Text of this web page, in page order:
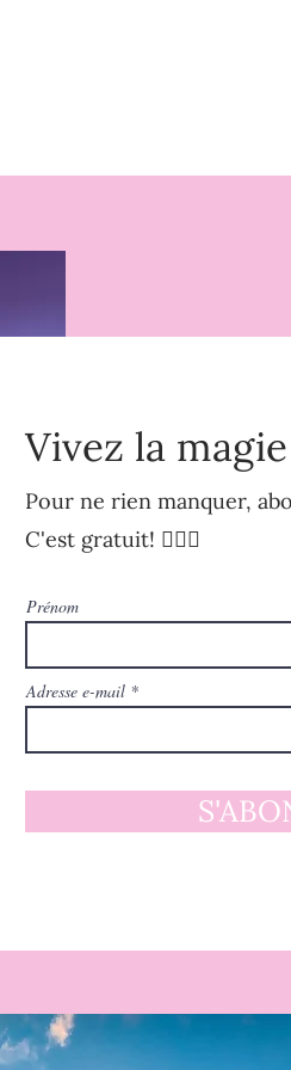
Vivez la
Pour ne rien manquer,
C'est gratuit! 🧚🏻‍♀️
Prénom
Adresse e-mail